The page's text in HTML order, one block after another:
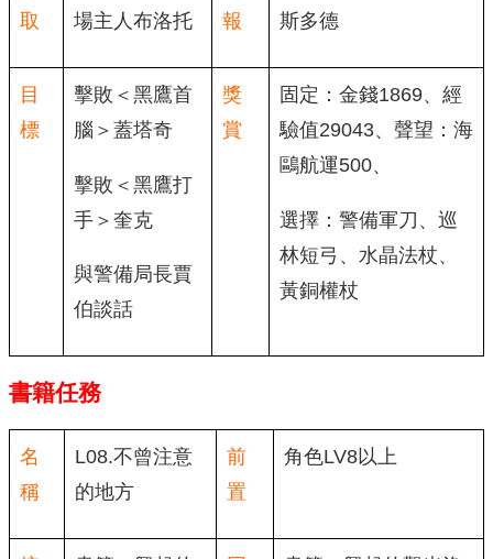
取
場主人布洛托
報
斯多德
目
標
擊敗＜黑鷹首
腦＞蓋塔奇
擊敗＜黑鷹打
手＞奎克
與警備局長賈
伯談話
獎
賞
固定：金錢1869、經
驗值29043、聲望：海
鷗航運500、
選擇：警備軍刀、巡
林短弓、水晶法杖、
黃銅權杖
書籍任務
名
稱
L08.不曾注意
的地方
前
置
角色LV8以上